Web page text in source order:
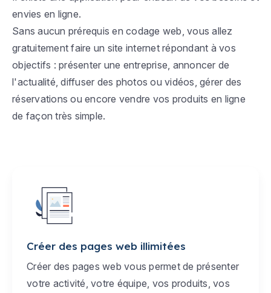
envies en ligne.
Sans aucun prérequis en codage web, vous allez
gratuitement faire un site internet répondant à vos
objectifs : présenter une entreprise, annoncer de
l'actualité, diffuser des photos ou vidéos, gérer des
réservations ou encore vendre vos produits en ligne
de façon très simple.
Créer des pages web illimitées
Créer des pages web vous permet de présenter
votre activité, votre équipe, vos produits, vos